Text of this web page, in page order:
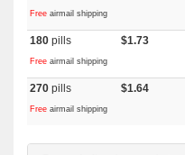
Free airmail shipping
180 pills
Free airmail shipping
$1.73
270 pills
Free airmail shipping
$1.64